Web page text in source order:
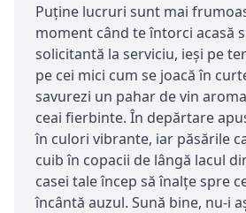
Puține lucruri sunt mai
moment când te întorci acasă
solicitantă la serviciu, ieși pe
pe cei mici cum se joacă în
savurezi un pahar de vin
ceai fierbinte. În depărtare
în culori vibrante, iar păsările
cuib în copacii de lângă lacul
casei tale încep să înalțe spre
încântă auzul. Sună bine, nu-i